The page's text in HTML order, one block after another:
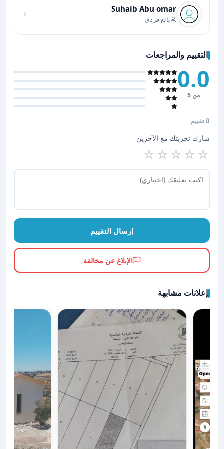
Suhaib Abu omar
بائع فردي
التقييم والمراجعات
0.0
من 5
0 تقييم
شارك تجربتك مع الآخرين
☆
☆
☆
☆
☆
إرسال التقييم
الإبلاغ عن مخالفة
إعلانات مشابهة
معا او واحده